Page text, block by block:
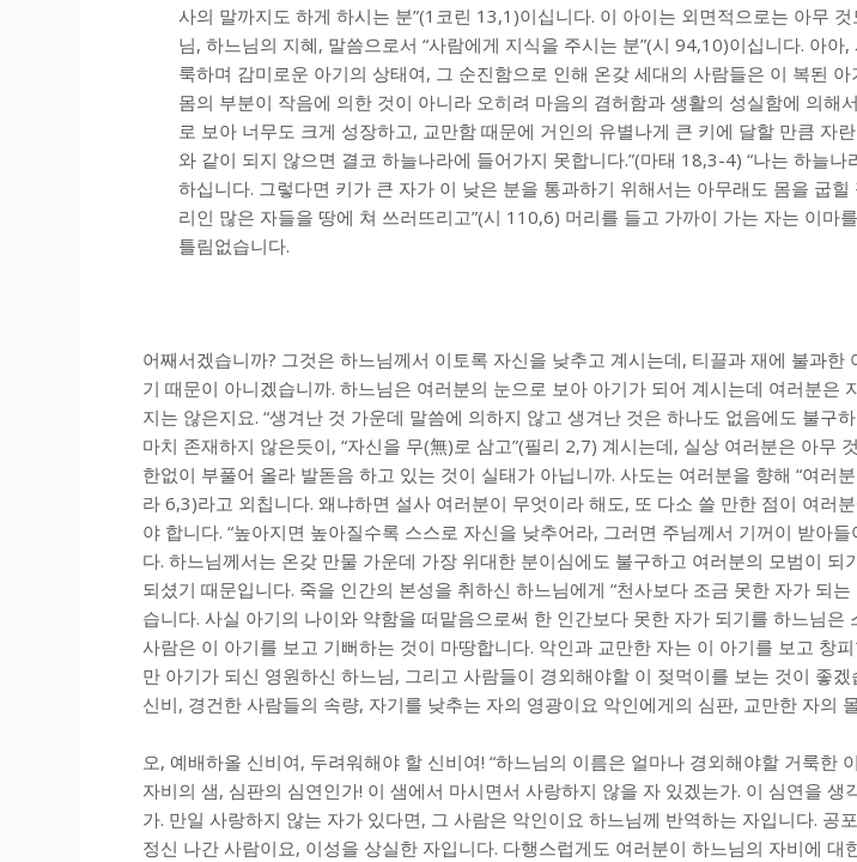
사의 말까지도 하게 하시는 분”(1코린 13,1)이십니다. 이 아이는 외면적으로는 아무
님, 하느님의 지혜, 말씀으로서 “사람에게 지식을 주시는 분”(시 94,10)이십니다. 아
룩하며 감미로운 아기의 상태여, 그 순진함으로 인해 온갖 세대의 사람들은 이 복된
몸의 부분이 작음에 의한 것이 아니라 오히려 마음의 겸허함과 생활의 성실함에 의해
로 보아 너무도 크게 성장하고, 교만함 때문에 거인의 유별나게 큰 키에 달할 만큼 자
와 같이 되지 않으면 결코 하늘나라에 들어가지 못합니다.”(마태 18,3-4) “나는 하늘
하십니다. 그렇다면 키가 큰 자가 이 낮은 분을 통과하기 위해서는 아무래도 몸을 굽힐
리인 많은 자들을 땅에 쳐 쓰러뜨리고”(시 110,6) 머리를 들고 가까이 가는 자는 이마
틀림없습니다.
어째서겠습니까? 그것은 하느님께서 이토록 자신을 낮추고 계시는데, 티끌과 재에 불과한
기 때문이 아니겠습니까. 하느님은 여러분의 눈으로 보아 아기가 되어 계시는데 여러분은
지는 않은지요. “생겨난 것 가운데 말씀에 의하지 않고 생겨난 것은 하나도 없음에도 불구
마치 존재하지 않은듯이, “자신을 무(無)로 삼고”(필리 2,7) 계시는데, 실상 여러분은 아무
한없이 부풀어 올라 발돋음 하고 있는 것이 실태가 아닙니까. 사도는 여러분을 향해 “여러
라 6,3)라고 외칩니다. 왜냐하면 설사 여러분이 무엇이라 해도, 또 다소 쓸 만한 점이 여러
야 합니다. “높아지면 높아질수록 스스로 자신을 낮추어라, 그러면 주님께서 기꺼이 받아
다. 하느님께서는 온갖 만물 가운데 가장 위대한 분이심에도 불구하고 여러분의 모범이
되셨기 때문입니다. 죽을 인간의 본성을 취하신 하느님에게 “천사보다 조금 못한 자가 되
습니다. 사실 아기의 나이와 약함을 떠맡음으로써 한 인간보다 못한 자가 되기를 하느님은
사람은 이 아기를 보고 기뻐하는 것이 마땅합니다. 악인과 교만한 자는 이 아기를 보고 창
만 아기가 되신 영원하신 하느님, 그리고 사람들이 경외해야할 이 젖먹이를 보는 것이 좋
신비, 경건한 사람들의 속량, 자기를 낮추는 자의 영광이요 악인에게의 심판, 교만한 자의
오, 예배하올 신비여, 두려워해야 할 신비여! “하느님의 이름은 얼마나 경외해야할 거룩한
자비의 샘, 심판의 심연인가! 이 샘에서 마시면서 사랑하지 않을 자 있겠는가. 이 심연을 생
가. 만일 사랑하지 않는 자가 있다면, 그 사람은 악인이요 하느님께 반역하는 자입니다. 공
정신 나간 사람이요, 이성을 상실한 자입니다. 다행스럽게도 여러분이 하느님의 자비에 대